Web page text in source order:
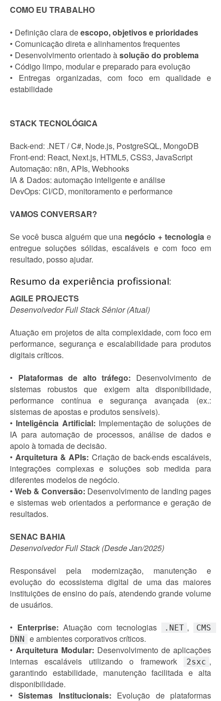
COMO EU TRABALHO
• Definição clara deescopo, objetivos e prioridades
• Comunicação direta e alinhamentos frequentes
• Desenvolvimento orientado àsolução do problema
• Código limpo, modular e preparado para evolução
• Entregas organizadas, com foco em qualidade e
estabilidade
STACK TECNOLÓGICA
Back-end: .NET / C#, Node.js, PostgreSQL, MongoDB
Front-end: React, Next.js, HTML5, CSS3, JavaScript
Automação: n8n, APIs, Webhooks
IA & Dados: automação inteligente e análise
DevOps: CI/CD, monitoramento e performance
VAMOS CONVERSAR?
Se você busca alguém que una negócio + tecnologia e
entregue soluções sólidas, escaláveis e com foco em
resultado, posso ajudar.
Resumo da experiência profissional:
AGILE PROJECTS
Desenvolvedor Full Stack Sênior (Atual)
Atuação em projetos de alta complexidade, com foco em
performance, segurança e escalabilidade para produtos
digitais críticos.
• Plataformas de alto tráfego: Desenvolvimento de
sistemas robustos que exigem alta disponibilidade,
performance contínua e segurança avançada (ex.:
sistemas de apostas e produtos sensíveis).
• Inteligência Artificial: Implementação de soluções de
IA para automação de processos, análise de dados e
apoio à tomada de decisão.
•Arquitetura & APIs: Criação de back-ends escaláveis,
integrações complexas e soluções sob medida para
diferentes modelos de negócio.
• Web & Conversão: Desenvolvimento de landing pages
e sistemas web orientados a performance e geração de
resultados.
SENAC BAHIA
Desenvolvedor Full Stack (Desde Jan/2025)
Responsável pela modernização, manutenção e
evolução do ecossistema digital de uma das maiores
instituições de ensino do país, atendendo grande volume
de usuários.
• Enterprise: Atuação com tecnologias .NET ,
CMS
DNN e ambientes corporativos críticos.
• Arquitetura Modular: Desenvolvimento de aplicações
internas escaláveis utilizando o framework
2sxc ,
garantindo estabilidade, manutenção facilitada e alta
disponibilidade.
•Sistemas Institucionais: Evolução de plataformas